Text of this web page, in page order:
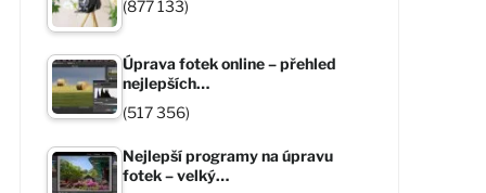
(877 133)
Úprava fotek online – přehled
nejlepších…
(517 356)
Nejlepší programy na úpravu
fotek – velký…